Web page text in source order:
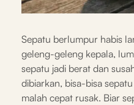
Sepatu berlumpur habis
geleng-geleng kepala,
sepatu jadi berat dan
dibiarkan, bisa-bisa
malah cepat rusak. Biar